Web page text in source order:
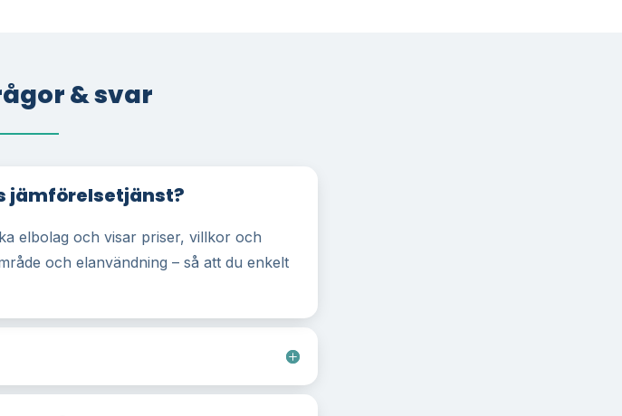
& svar
jämförelsetjänst?
elbolag och visar priser, villkor och
och elanvändning – så att du enkelt